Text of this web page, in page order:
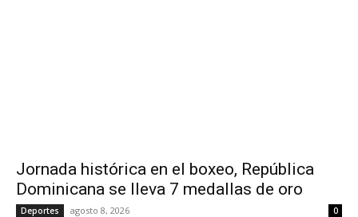
Jornada histórica en el boxeo, República
Dominicana se lleva 7 medallas de oro
Deportes agosto 8, 2026 0